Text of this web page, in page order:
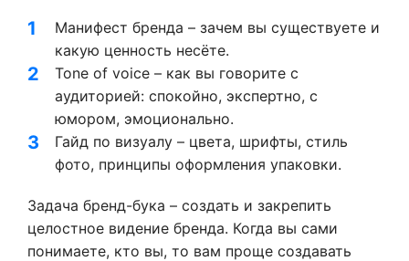
Манифест бренда – зачем вы существуете и
какую ценность несёте.
Tone of voice – как вы говорите с
аудиторией: спокойно, экспертно, с
юмором, эмоционально.
Гайд по визуалу – цвета, шрифты, стиль
фото, принципы оформления упаковки.
Задача бренд-бука – создать и закрепить
целостное видение бренда. Когда вы сами
понимаете, кто вы, то вам проще создавать